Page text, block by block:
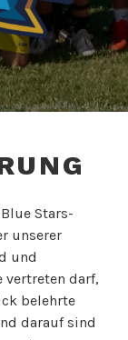
Stars-
unserer
und
vertreten darf,
belehrte
darauf sind